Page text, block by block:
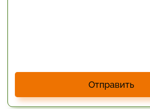
Отправить